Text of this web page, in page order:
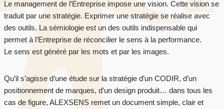
Le management de l’Entreprise impose une vision. Cette vision se
traduit par une stratégie. Exprimer une stratégie se réalise avec
des outils. La sémiologie est un des outils indispensable qui
permet à l’Entreprise de réconcilier le sens à la performance.
Le sens est généré par les mots et par les images.
Qu’il s’agisse d’une étude sur la stratégie d’un CODIR, d’un
positionnement de marques, d’un design produit… dans tous les
cas de figure, ALEXSENS remet un document simple, clair et